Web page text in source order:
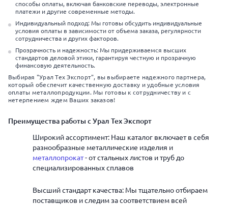
способы оплаты, включая банковские переводы, электронные
платежи и другие современные методы.
Индивидуальный подход: Мы готовы обсудить индивидуальные
условия оплаты в зависимости от объема заказа, регулярности
сотрудничества и других факторов.
Прозрачность и надежность: Мы придерживаемся высших
стандартов деловой этики, гарантируя честную и прозрачную
финансовую деятельность.
Выбирая "Урал Тех Экспорт", вы выбираете надежного партнера,
который обеспечит качественную доставку и удобные условия
оплаты металлопродукции. Мы готовы к сотрудничеству и с
нетерпением ждем Ваших заказов!
Преимущества работы с Урал Тех Экспорт
Широкий ассортимент: Наш каталог включает в себя
разнообразные металлические изделия и
металлопрокат- от стальных листов и труб до
специализированных сплавов
Высший стандарт качества: Мы тщательно отбираем
поставщиков и следим за соответствием всей